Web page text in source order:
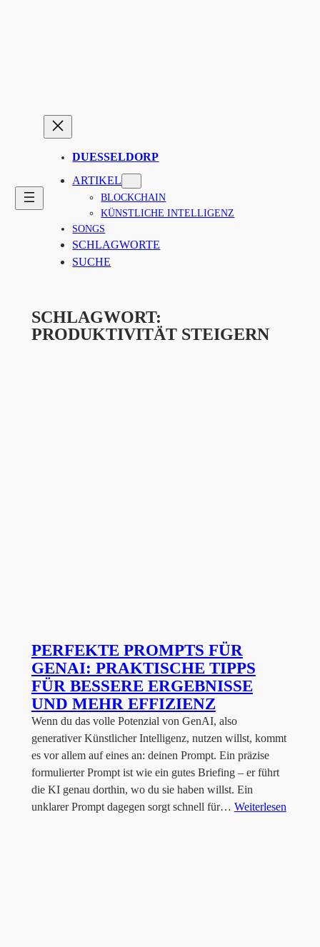
DUESSELDORP
ARTIKEL
BLOCKCHAIN
KÜNSTLICHE INTELLIGENZ
SONGS
SCHLAGWORTE
SUCHE
SCHLAGWORT:
PRODUKTIVITÄT STEIGERN
PERFEKTE PROMPTS FÜR
GENAI: PRAKTISCHE TIPPS
FÜR BESSERE ERGEBNISSE
UND MEHR EFFIZIENZ
Wenn du das volle Potenzial von GenAI, also
generativer Künstlicher Intelligenz, nutzen willst, kommt
es vor allem auf eines an: deinen Prompt. Ein präzise
formulierter Prompt ist wie ein gutes Briefing – er führt
die KI genau dorthin, wo du sie haben willst. Ein
unklarer Prompt dagegen sorgt schnell für… Weiterlesen